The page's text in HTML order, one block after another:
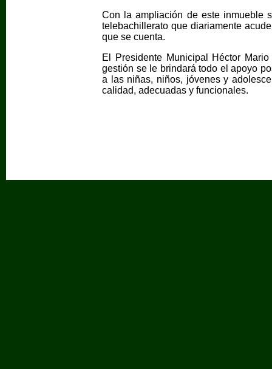
Con la ampliación de este inmueble
telebachillerato que diariamente
que se cuenta.
El Presidente Municipal Héctor
gestión se le brindará todo el apoyo
a las niñas, niños, jóvenes y
calidad, adecuadas y funcionales.